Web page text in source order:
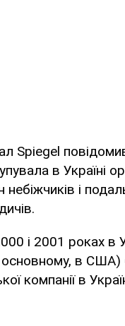
Spiegel
в Україні
і
і 2001 роках в
в США)
компанії в